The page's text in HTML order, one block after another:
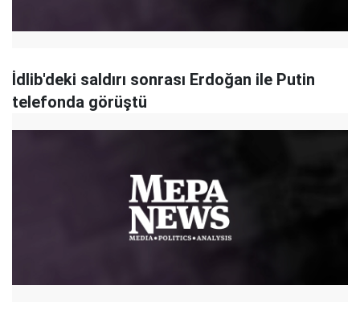
İdlib'deki saldırı sonrası Erdoğan ile Putin
telefonda görüştü